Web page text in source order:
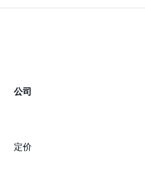
公司
定价